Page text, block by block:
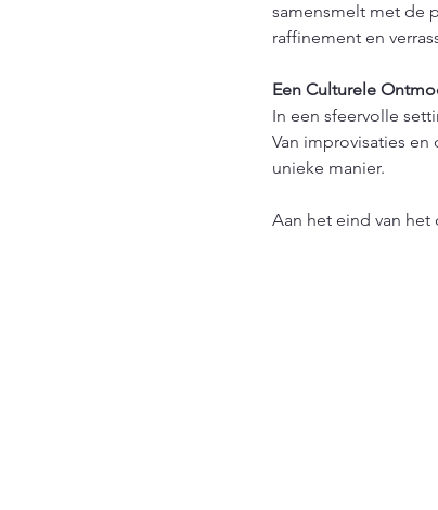
samensmelt met de
raffinement en
Een Culturele
In een sfeervolle
Van improvisaties
unieke manier.
Aan het eind van